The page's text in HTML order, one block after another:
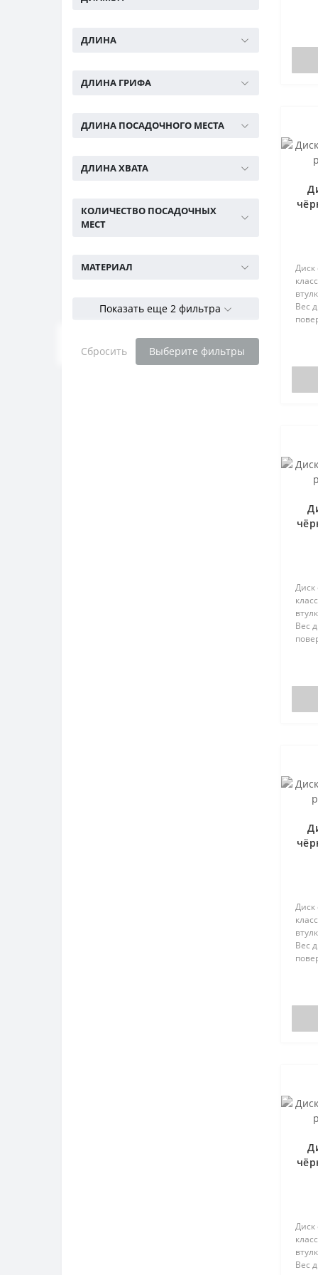
Товары для тенниса по
Тренажеры б/у (48)
Эллиптические тренажеры б/
ДЛИНА
ДЛИНА ГРИФА
ДЛИНА ПОСАДОЧНОГО МЕСТА
ДЛИНА ХВАТА
КОЛИЧЕСТВО ПОСАДОЧНЫХ
МЕСТ
МАТЕРИАЛ
Показать еще 2 фильтра
Сбросить Выберите фильтры
Диск
Вес
Диск
Вес
Диск
Вес
Диск
Вес